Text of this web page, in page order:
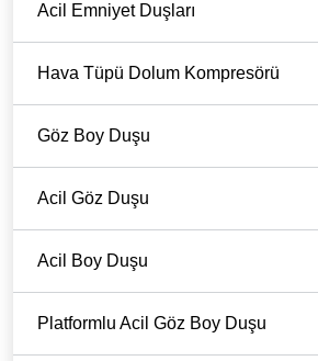
Acil Emniyet Duşları
Hava Tüpü Dolum Kompresörü
Göz Boy Duşu
Acil Göz Duşu
Acil Boy Duşu
Platformlu Acil Göz Boy Duşu